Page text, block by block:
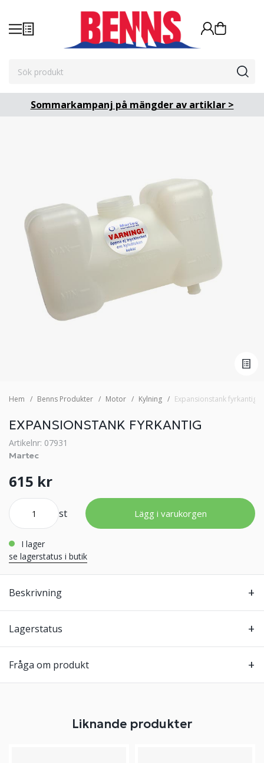
Sommarkampanj på mängder av artiklar >
Hem Benns Produkter Motor Kylning Expansionstank fyrkantig
EXPANSIONSTANK FYRKANTIG
Artikelnr: 07931
Martec
615 kr
st Lägg i varukorgen
i lager
se lagerstatus i butik
Beskrivning
Lagerstatus
Fråga om produkt
Liknande produkter